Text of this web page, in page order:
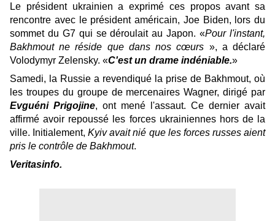
Le président ukrainien a exprimé ces propos avant sa
rencontre avec le président américain, Joe Biden, lors du
sommet du G7 qui se déroulait au Japon. «Pour l'instant,
Bakhmout ne réside que dans nos cœurs », a déclaré
Volodymyr Zelensky. «C'est un drame indéniable.»
Samedi, la Russie a revendiqué la prise de Bakhmout, où
les troupes du groupe de mercenaires Wagner, dirigé par
Evguéni Prigojine, ont mené l'assaut. Ce dernier avait
affirmé avoir repoussé les forces ukrainiennes hors de la
ville. Initialement,Kyiv avait nié que les forces russes aient
pris le contrôle de Bakhmout.
Veritasinfo.